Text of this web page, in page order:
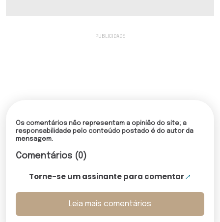
Os comentários não representam a opinião do site; a
responsabilidade pelo conteúdo postado é do autor da
mensagem.
Comentários (0)
Torne-se um assinante para comentar
Leia mais comentários